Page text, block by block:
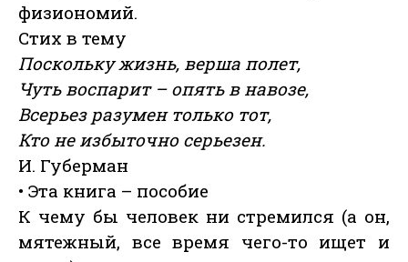
физиономий.
Стих в тему
Поскольку жизнь, верша полет,
Чуть воспарит – опять в навозе,
Всерьез разумен только тот,
Кто не избыточно серьезен.
И. Губерман
• Эта книга – пособие
К чему бы человек ни стремился (а он,
мятежный, все время чего-то ищет и